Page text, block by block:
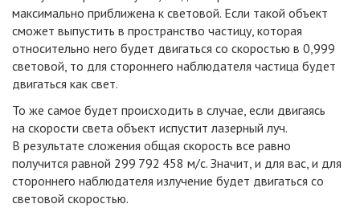
максимально приближена к световой. Если такой объект
сможет выпустить в пространство частицу, которая
относительно него будет двигаться со скоростью в 0,999
световой, то для стороннего наблюдателя частица будет
двигаться как свет.
То же самое будет происходить в случае, если двигаясь
на скорости света объект испустит лазерный луч.
В результате сложения общая скорость все равно
получится равной 299 792 458 м/с. Значит, и для вас, и для
стороннего наблюдателя излучение будет двигаться со
световой скоростью.